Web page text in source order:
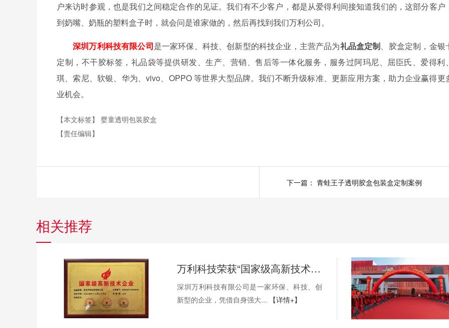
户来访时参观，也是我们之间稳定合作的见证。我们有不少客户，都是从爱得利间接知道我们的，这部分客户
到奶嘴、奶瓶的塑料盒子时，就会问是谁家做的，然后再找到我们万利公司。
深圳万利科技有限公司是一家环保、科技、创新型的科技企业，主营产品为礼品盒定制、胶盒定制，金银
定制，不干胶标签，礼品袋等提供研发、生产、营销、售后等一体化服务，服务过阿玛尼、屈臣氏、爱得利
琪、索尼、软银、华为、vivo、OPPO 等世界大型品牌。我们不断升级标准、更新应用方案，助力企业赢得更
业机会。
【本文标签】 婴童透明包装胶盒
【责任编辑】
下一篇： 青蛙王子透明胶盒包装盒定制案例
相关推荐
万利科技荣获“国家级高新技术企业”认证
深圳万利科技有限公司是一家环保、科技、创
新型的企业，凭借自身强大...
【详情+】